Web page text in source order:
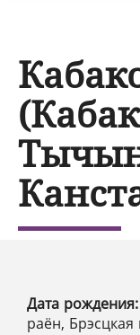
Дата рождения:
раён, Брэсцкая